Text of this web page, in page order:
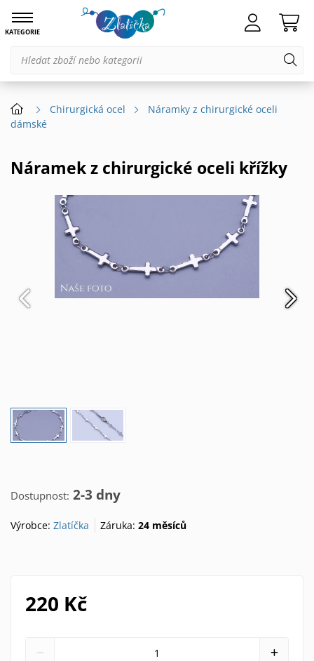
KATEGORIE
Chirurgická ocel
Náramky z chirurgické oceli
dámské
Náramek z chirurgické oceli křížky
Dostupnost: 2-3 dny
Výrobce: Zlatíčka Záruka:24 měsíců
220 Kč